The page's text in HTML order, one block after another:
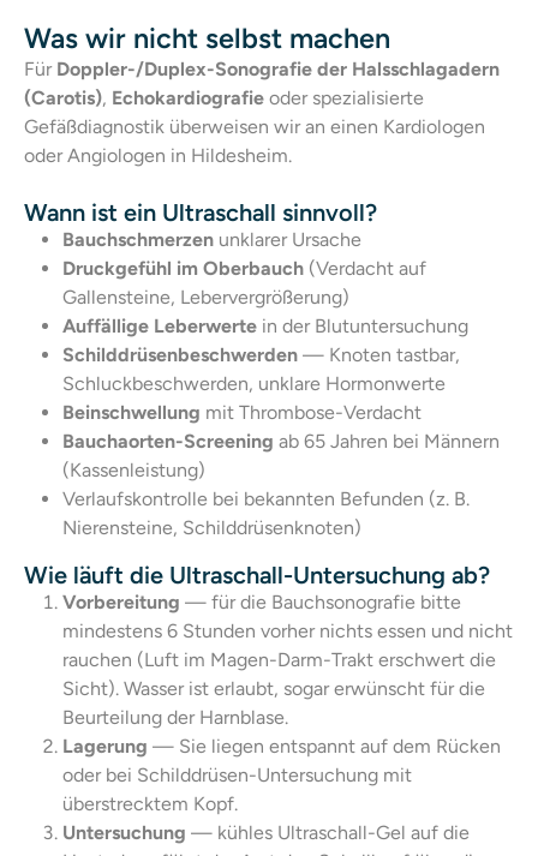
Was wir nicht selbst machen
Für Doppler-/Duplex-Sonografie der Halsschlagadern
(Carotis), Echokardiografie oder spezialisierte
Gefäßdiagnostik überweisen wir an einen Kardiologen
oder Angiologen in Hildesheim.
Wann ist ein Ultraschall sinnvoll?
Bauchschmerzen unklarer Ursache
Druckgefühl im Oberbauch (Verdacht auf
Gallensteine, Lebervergrößerung)
Auffällige Leberwerte in der Blutuntersuchung
Schilddrüsenbeschwerden — Knoten tastbar,
Schluckbeschwerden, unklare Hormonwerte
Beinschwellung mit Thrombose-Verdacht
Bauchaorten-Screening ab 65 Jahren bei Männern
(Kassenleistung)
Verlaufskontrolle bei bekannten Befunden (z. B.
Nierensteine, Schilddrüsenknoten)
Wie läuft die Ultraschall-Untersuchung ab?
Vorbereitung — für die Bauchsonografie bitte
mindestens 6 Stunden vorher nichts essen und nicht
rauchen (Luft im Magen-Darm-Trakt erschwert die
Sicht). Wasser ist erlaubt, sogar erwünscht für die
Beurteilung der Harnblase.
Lagerung — Sie liegen entspannt auf dem Rücken
oder bei Schilddrüsen-Untersuchung mit
überstrecktem Kopf.
Untersuchung — kühles Ultraschall-Gel auf die